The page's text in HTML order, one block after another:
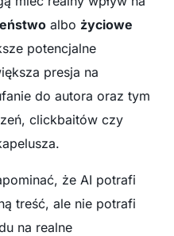
albo życiowe
potencjalne
presja na
do autora oraz tym
clickbaitów czy
że AI potrafi
treść, ale nie potrafi
na realne